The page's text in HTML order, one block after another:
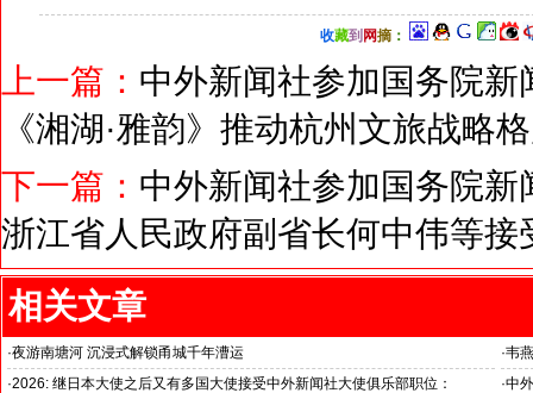
收藏到 网摘：
上一篇： 中外新闻社参加国务院
《湘湖·雅韵》推动杭州文旅战略
下一篇： 中外新闻社参加国务院
浙江省人民政府副省长何中伟等接
相关文章
·夜游南塘河 沉浸式解锁甬城千年漕运 ·韦
关注
·2026: 继日本大使之后又有多国大使接受中外新闻社大使俱乐部职位：
·中